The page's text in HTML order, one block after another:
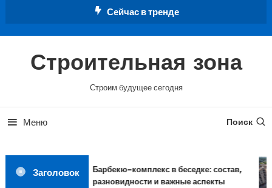
Сейчас в тренде
Строительная зона
Строим будущее сегодня
Меню Поиск
Заголовок
Барбекю-комплекс в беседке: состав,
разновидности и важные аспекты